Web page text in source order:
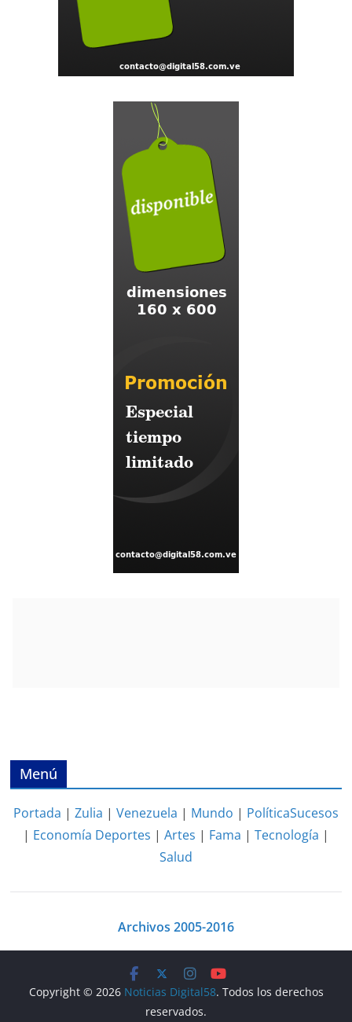
Menú
Portada | Zulia | Venezuela | Mundo | PolíticaSucesos
| Economía Deportes | Artes | Fama | Tecnología |
Salud
Archivos 2005-2016
Copyright © 2026 Noticias Digital58. Todos los derechos
reservados.